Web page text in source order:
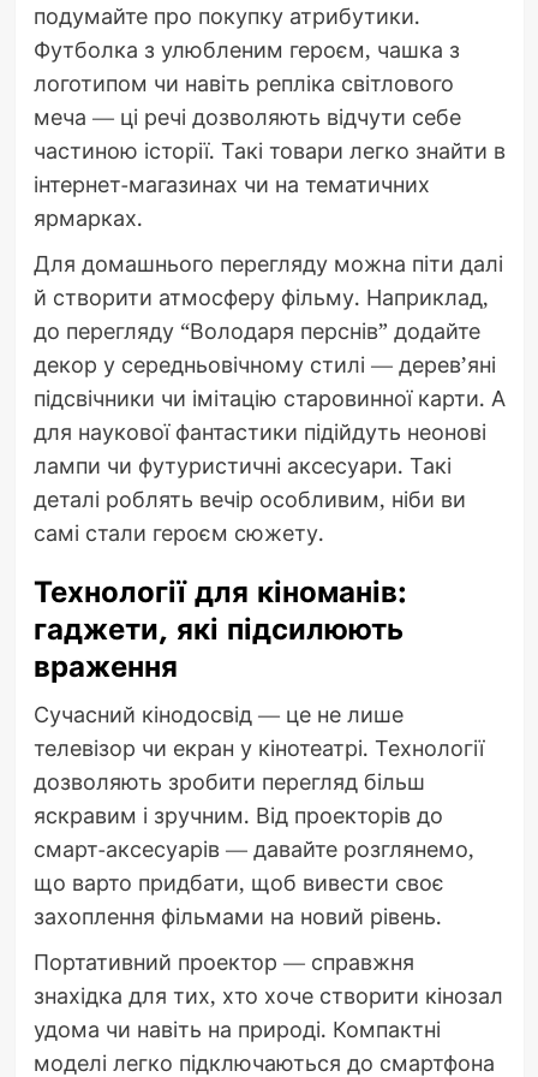
подумайте про покупку атрибутики.
Футболка з улюбленим героєм, чашка з
логотипом чи навіть репліка світлового
меча — ці речі дозволяють відчути себе
частиною історії. Такі товари легко знайти в
інтернет-магазинах чи на тематичних
ярмарках.
Для домашнього перегляду можна піти далі
й створити атмосферу фільму. Наприклад,
до перегляду “Володаря перснів” додайте
декор у середньовічному стилі — дерев’яні
підсвічники чи імітацію старовинної карти. А
для наукової фантастики підійдуть неонові
лампи чи футуристичні аксесуари. Такі
деталі роблять вечір особливим, ніби ви
самі стали героєм сюжету.
Технології для кіноманів:
гаджети, які підсилюють
враження
Сучасний кінодосвід — це не лише
телевізор чи екран у кінотеатрі. Технології
дозволяють зробити перегляд більш
яскравим і зручним. Від проекторів до
смарт-аксесуарів — давайте розглянемо,
що варто придбати, щоб вивести своє
захоплення фільмами на новий рівень.
Портативний проектор — справжня
знахідка для тих, хто хоче створити кінозал
удома чи навіть на природі. Компактні
моделі легко підключаються до смартфона